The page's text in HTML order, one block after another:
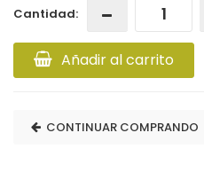
Cantidad:
Añadir al carrito
CONTINUAR COMPRANDO